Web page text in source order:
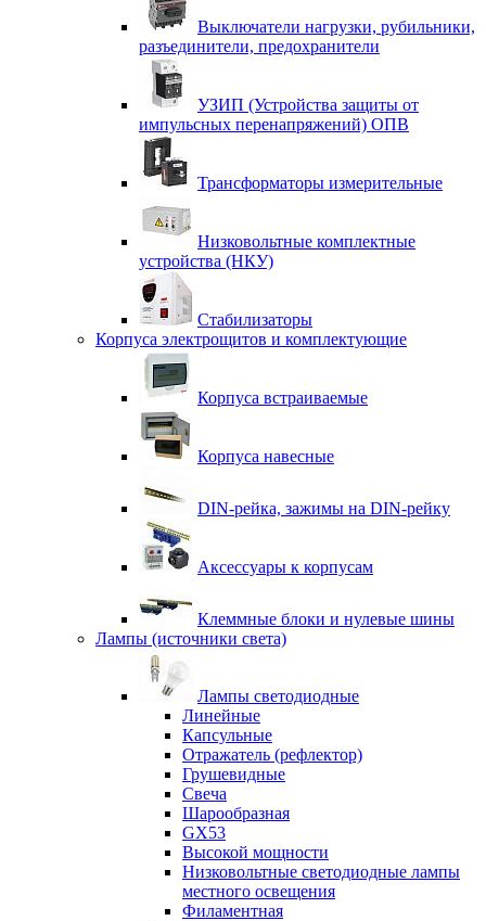
Выключатели нагрузки, рубильники,
разъединители, предохранители
УЗИП (Устройства защиты от
импульсных перенапряжений) ОПВ
Трансформаторы измерительные
Низковольтные комплектные
устройства (НКУ)
Стабилизаторы
Корпуса электрощитов и комплектующие
Корпуса встраиваемые
Корпуса навесные
DIN-рейка, зажимы на DIN-рейку
Аксессуары к корпусам
Клеммные блоки и нулевые шины
Лампы (источники света)
Лампы светодиодные
Линейные
Капсульные
Отражатель (рефлектор)
Грушевидные
Свеча
Шарообразная
GX53
Высокой мощности
Низковольтные светодиодные лампы
местного освещения
Филаментная